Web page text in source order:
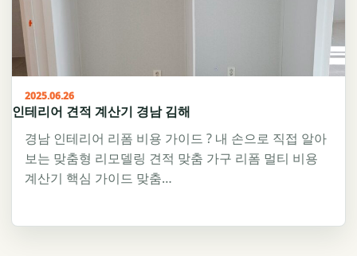
2025.06.26
인테리어 견적 계산기 경남 김해
경남 인테리어 리폼 비용 가이드 ? 내 손으로 직접 알아
보는 맞춤형 리모델링 견적 맞춤 가구 리폼 멀티 비용
계산기 핵심 가이드 맞춤…